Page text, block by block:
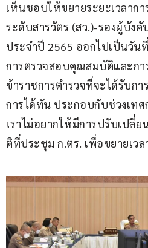
เห็นชอบให้ขยายระยะเวลาก
ระดับสารวัตร (สว.)-รองผู้บังคั
ประจำปี 2565 ออกไปเป็นวัน
การตรวจสอบคุณสมบัติและกา
ข้าราชการตำรวจที่จะได้รับกา
การได้ทัน ประกอบกับช่วงเท
เราไม่อยากให้มีการปรับเปลี่
ติที่ประชุม ก.ตร. เพื่อขยายเว